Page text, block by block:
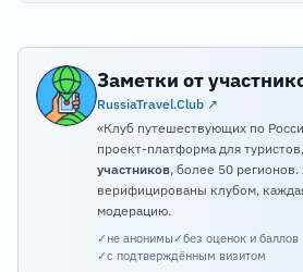
Заметки от
RussiaTravel.Club ↗
«Клуб путешествующих по
проект-платформа для туристов,
участников, более 50
верифицированы клубом,
модерацию.
✓не анонимы✓без оценок и баллов
✓с подтверждённым визитом